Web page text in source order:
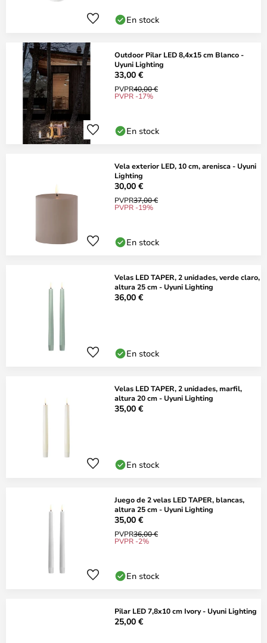
En stock
Outdoor Pilar LED 8,4x15 cm Blanco -
Uyuni Lighting
33,00 €
PVPR40,00 €
PVPR -17%
En stock
Vela exterior LED, 10 cm, arenisca - Uyuni
Lighting
30,00 €
PVPR37,00 €
PVPR -19%
En stock
Velas LED TAPER, 2 unidades, verde claro,
altura 25 cm - Uyuni Lighting
36,00 €
En stock
Velas LED TAPER, 2 unidades, marfil,
altura 20 cm - Uyuni Lighting
35,00 €
En stock
Juego de 2 velas LED TAPER, blancas,
altura 25 cm - Uyuni Lighting
35,00 €
PVPR36,00 €
PVPR -2%
En stock
Pilar LED 7,8x10 cm Ivory - Uyuni Lighting
25,00 €